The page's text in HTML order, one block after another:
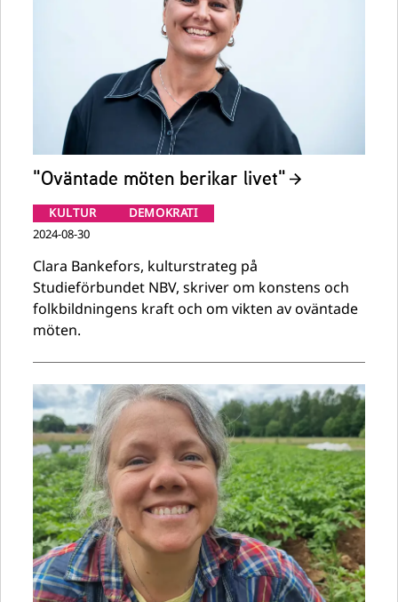
"Oväntade möten berikar livet"
KULTUR
DEMOKRATI
2024-08-30
Clara Bankefors, kulturstrateg på
Studieförbundet NBV, skriver om konstens och
folkbildningens kraft och om vikten av oväntade
möten.